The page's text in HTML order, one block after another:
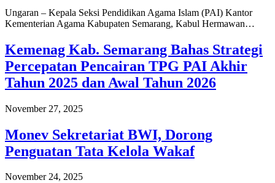
Ungaran – Kepala Seksi Pendidikan Agama Islam (PAI) Kantor
Kementerian Agama Kabupaten Semarang, Kabul Hermawan…
Kemenag Kab. Semarang Bahas Strategi
Percepatan Pencairan TPG PAI Akhir
Tahun 2025 dan Awal Tahun 2026
November 27, 2025
Monev Sekretariat BWI, Dorong
Penguatan Tata Kelola Wakaf
November 24, 2025